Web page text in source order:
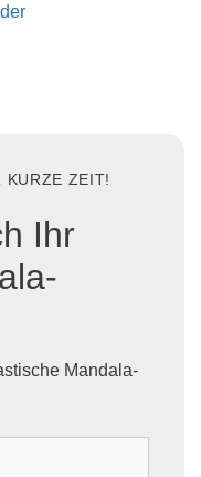
KURZE ZEIT!
Ihr
Mandala-